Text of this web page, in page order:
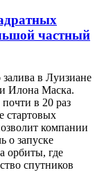
частный
в Луизиане
Илона Маска.
в 20 раз
стартовых
компании
о запуске
орбиты, где
спутников